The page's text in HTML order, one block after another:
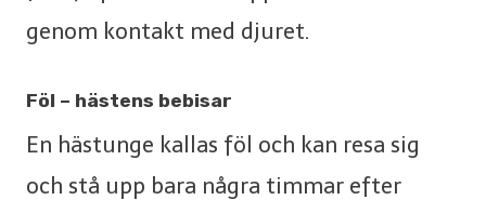
genom kontakt med djuret.
Föl – hästens bebisar
En hästunge kallas föl och kan resa sig
och stå upp bara några timmar efter